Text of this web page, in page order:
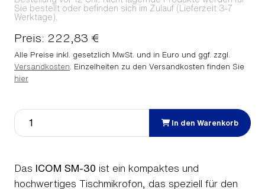
Sie bestellt oder befinden sich im Zulauf (Lieferzeit 3-7
Werktage).
Preis: 222,83 €
Alle Preise inkl. gesetzlich MwSt. und in Euro und ggf. zzgl.
Versandkosten . Einzelheiten zu den Versandkosten finden Sie
hier
In den Warenkorb
Das ICOM SM-30 ist ein kompaktes und
hochwertiges Tischmikrofon, das speziell für den